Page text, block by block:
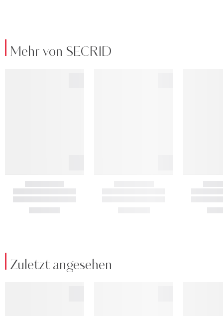
Mehr von SECRID
Zuletzt angesehen